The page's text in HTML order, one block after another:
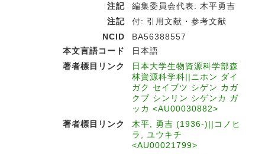
注記
編集委員会代表: 木平勇吉
注記
付: 引用文献・参考文献
NCID
BA56388557
本文言語コード
日本語
著者標目リンク
日本大学生物資源科学部森
林資源科学科||ニホン ダイ
ガク セイブツ シゲン カガ
クブ シンリン シゲンカ ガ
ッカ <AU00030882>
著者標目リンク
木平, 勇吉 (1936-)||コノヒ
ラ, ユウキチ
<AU00021799>